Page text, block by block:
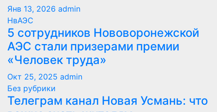
Янв 13, 2026 admin
НвАЭС
5 сотрудников Нововоронежской
АЭС стали призерами премии
«Человек труда»
Окт 25, 2025 admin
Без рубрики
Телеграм канал Новая Усмань: что